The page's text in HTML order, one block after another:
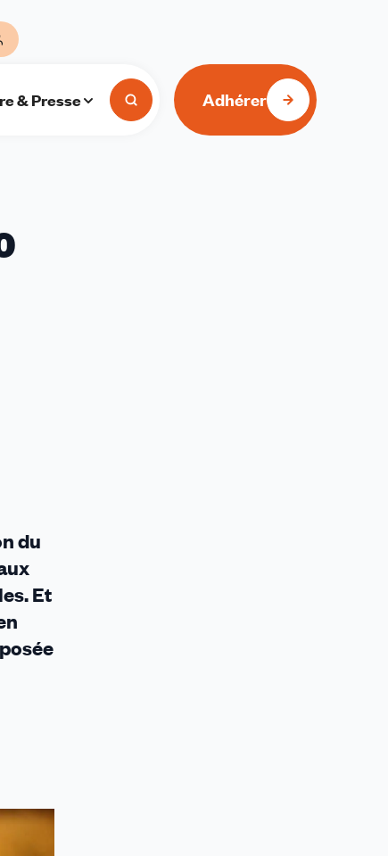
& Presse Adhérer
du
Et